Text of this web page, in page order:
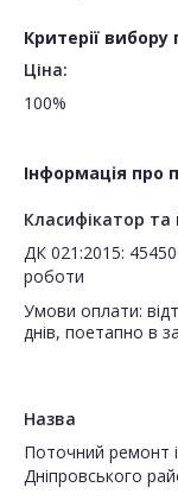
Критерії
Ціна:
100%
Інформація про
Класифікатор та
ДК 021:2015:
роботи
Умови оплати:
днів, поетапно в
Назва
Поточний ремонт
Дніпровського